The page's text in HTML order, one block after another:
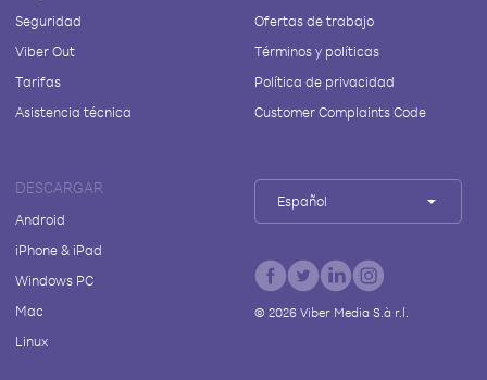
Seguridad
Viber Out
Tarifas
Asistencia técnica
Ofertas de trabajo
Términos y políticas
Política de privacidad
Customer Complaints Code
DESCARGAR
Android
iPhone & iPad
Windows PC
Mac
Linux
Español
© 2026Viber Media S.à r.l.